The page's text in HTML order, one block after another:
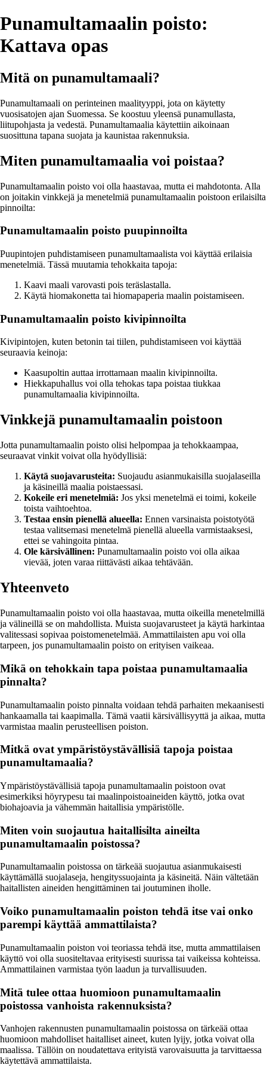
Punamultamaalin poisto:
Kattava opas
Mitä on punamultamaali?
Punamultamaali on perinteinen maalityyppi, jota on käytetty
vuosisatojen ajan Suomessa. Se koostuu yleensä punamullasta,
liitupohjasta ja vedestä. Punamultamaalia käytettiin aikoinaan
suosittuna tapana suojata ja kaunistaa rakennuksia.
Miten punamultamaalia voi poistaa?
Punamultamaalin poisto voi olla haastavaa, mutta ei mahdotonta. Alla
on joitakin vinkkejä ja menetelmiä punamultamaalin poistoon erilaisilta
pinnoilta:
Punamultamaalin poisto puupinnoilta
Puupintojen puhdistamiseen punamultamaalista voi käyttää erilaisia
menetelmiä. Tässä muutamia tehokkaita tapoja:
Kaavi maali varovasti pois teräslastalla.
Käytä hiomakonetta tai hiomapaperia maalin poistamiseen.
Punamultamaalin poisto kivipinnoilta
Kivipintojen, kuten betonin tai tiilen, puhdistamiseen voi käyttää
seuraavia keinoja:
Kaasupoltin auttaa irrottamaan maalin kivipinnoilta.
Hiekkapuhallus voi olla tehokas tapa poistaa tiukkaa
punamultamaalia kivipinnoilta.
Vinkkejä punamultamaalin poistoon
Jotta punamultamaalin poisto olisi helpompaa ja tehokkaampaa,
seuraavat vinkit voivat olla hyödyllisiä:
Käytä suojavarusteita: Suojaudu asianmukaisilla suojalaseilla
ja käsineillä maalia poistaessasi.
Kokeile eri menetelmiä: Jos yksi menetelmä ei toimi, kokeile
toista vaihtoehtoa.
Testaa ensin pienellä alueella: Ennen varsinaista poistotyötä
testaa valitsemasi menetelmä pienellä alueella varmistaaksesi,
ettei se vahingoita pintaa.
Ole kärsivällinen: Punamultamaalin poisto voi olla aikaa
vievää, joten varaa riittävästi aikaa tehtävään.
Yhteenveto
Punamultamaalin poisto voi olla haastavaa, mutta oikeilla menetelmillä
ja välineillä se on mahdollista. Muista suojavarusteet ja käytä harkintaa
valitessasi sopivaa poistomenetelmää. Ammattilaisten apu voi olla
tarpeen, jos punamultamaalin poisto on erityisen vaikeaa.
Mikä on tehokkain tapa poistaa punamultamaalia
pinnalta?
Punamultamaalin poisto pinnalta voidaan tehdä parhaiten mekaanisesti
hankaamalla tai kaapimalla. Tämä vaatii kärsivällisyyttä ja aikaa, mutta
varmistaa maalin perusteellisen poiston.
Mitkä ovat ympäristöystävällisiä tapoja poistaa
punamultamaalia?
Ympäristöystävällisiä tapoja punamultamaalin poistoon ovat
esimerkiksi höyrypesu tai maalinpoistoaineiden käyttö, jotka ovat
biohajoavia ja vähemmän haitallisia ympäristölle.
Miten voin suojautua haitallisilta aineilta
punamultamaalin poistossa?
Punamultamaalin poistossa on tärkeää suojautua asianmukaisesti
käyttämällä suojalaseja, hengityssuojainta ja käsineitä. Näin vältetään
haitallisten aineiden hengittäminen tai joutuminen iholle.
Voiko punamultamaalin poiston tehdä itse vai onko
parempi käyttää ammattilaista?
Punamultamaalin poiston voi teoriassa tehdä itse, mutta ammattilaisen
käyttö voi olla suositeltavaa erityisesti suurissa tai vaikeissa kohteissa.
Ammattilainen varmistaa työn laadun ja turvallisuuden.
Mitä tulee ottaa huomioon punamultamaalin
poistossa vanhoista rakennuksista?
Vanhojen rakennusten punamultamaalin poistossa on tärkeää ottaa
huomioon mahdolliset haitalliset aineet, kuten lyijy, jotka voivat olla
maalissa. Tällöin on noudatettava erityistä varovaisuutta ja tarvittaessa
käytettävä ammattilaista.